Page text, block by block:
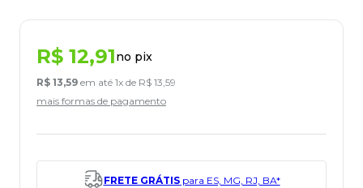
R$ 12,91no pix
R$ 13,59 em até 1x de R$ 13,59
mais formas de pagamento
FRETE GRÁTISpara ES, MG, RJ, BA*